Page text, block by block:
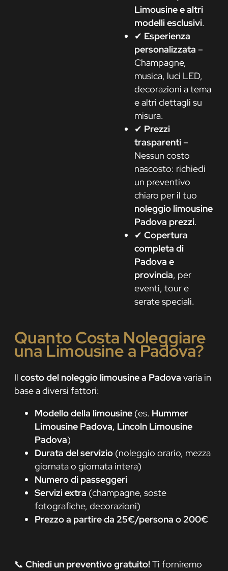
Limousine e altri
modelli esclusivi.
✔ Esperienza
personalizzata –
Champagne,
musica, luci LED,
decorazioni a tema
e altri dettagli su
misura.
✔ Prezzi
trasparenti –
Nessun costo
nascosto: richiedi
un preventivo
chiaro per il tuo
noleggio limousine
Padova prezzi.
✔ Copertura
completa di
Padova e
provincia, per
eventi, tour e
serate speciali.
Quanto Costa Noleggiare
una Limousine a Padova?
Il costo del noleggio limousine a Padova varia in
base a diversi fattori:
Modello della limousine (es. Hummer
Limousine Padova, Lincoln Limousine
Padova)
Durata del servizio (noleggio orario, mezza
giornata o giornata intera)
Numero di passeggeri
Servizi extra (champagne, soste
fotografiche, decorazioni)
Prezzo a partire da 25€/persona o 200€
📞 Chiedi un preventivo gratuito!Ti forniremo